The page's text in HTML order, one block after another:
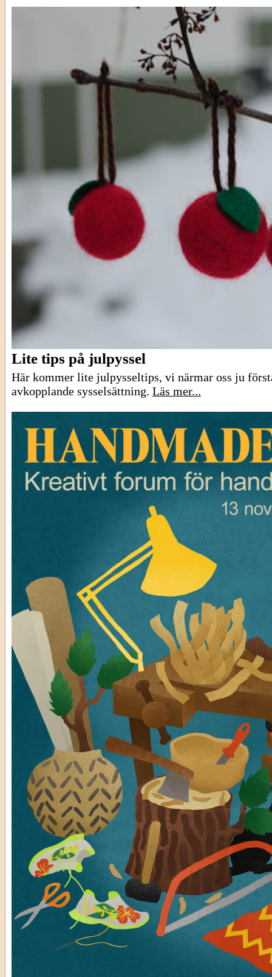
Lite tips på julpyssel
Här kommer lite julpysseltips, vi närmar oss ju
avkopplande sysselsättning. Läs mer...